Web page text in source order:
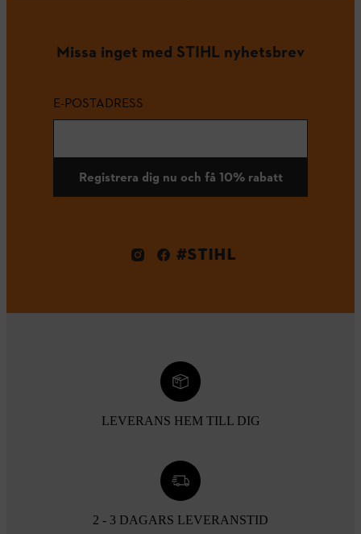
Missa inget med STIHL nyhetsbrev
E-POSTADRESS
Registrera dig nu och få 10% rabatt
#STIHL
LEVERANS HEM TILL DIG
2 - 3 DAGARS LEVERANSTID